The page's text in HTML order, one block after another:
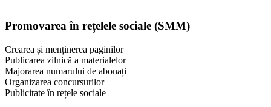
Promovarea în rețelele sociale (SMM)
Crearea și menținerea paginilor
Publicarea zilnică a materialelor
Majorarea numarului de abonați
Organizarea concursurilor
Publicitate în rețele sociale